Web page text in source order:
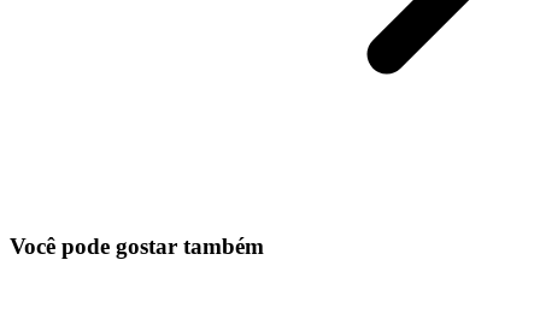
Você pode gostar também